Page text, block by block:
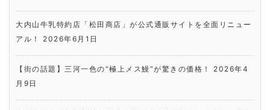
大内山牛乳特約店「松田商店」が公式通販サイトを全面リニュー
アル！
2026年6月1日
【街の話題】三河一色の“極上メス鰻”が驚きの価格！
2026年4
月9日